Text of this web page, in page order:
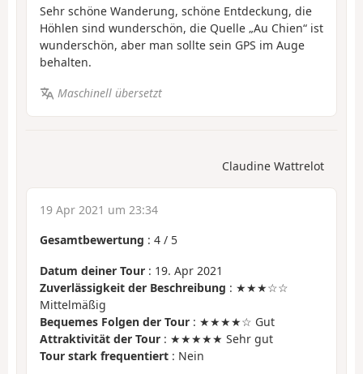
Sehr schöne Wanderung, schöne Entdeckung, die
Höhlen sind wunderschön, die Quelle „Au Chien“ ist
wunderschön, aber man sollte sein GPS im Auge
behalten.
Maschinell übersetzt
Claudine Wattrelot
19 Apr 2021 um 23:34
Gesamtbewertung : 4 / 5
Datum deiner Tour : 19. Apr 2021
Zuverlässigkeit der Beschreibung : ★★★☆☆
Mittelmäßig
Bequemes Folgen der Tour : ★★★★☆ Gut
Attraktivität der Tour : ★★★★★ Sehr gut
Tour stark frequentiert : Nein